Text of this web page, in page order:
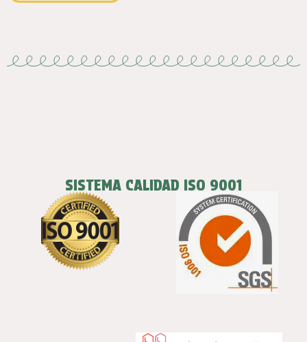
SISTEMA CALIDAD ISO 9001